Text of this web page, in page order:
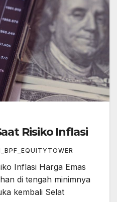
Risiko Inflasi
Inflasi Harga Emas
di tengah minimnya
kembali Selat